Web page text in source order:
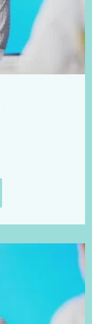
Voit
tehdä
valinnat
tuotteen
Voit
tehdä
valinnat
tuotteen